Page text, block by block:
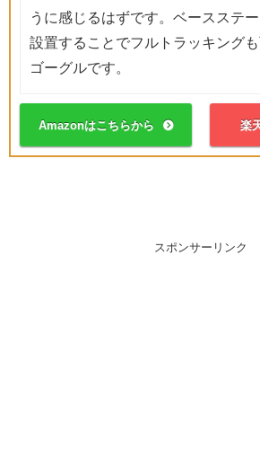
うに感じるはずです。ベースステ
設置することでフルトラッキング
ゴーグルです。
Amazonはこちらから 楽
スポンサーリンク